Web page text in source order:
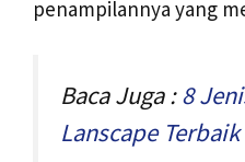
penampilannya yang
Baca Juga :8
Lanscape Terbaik